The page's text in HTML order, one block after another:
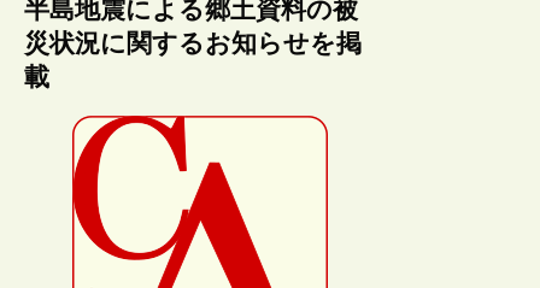
半島地震による郷土資料の被
災状況に関するお知らせを掲
載